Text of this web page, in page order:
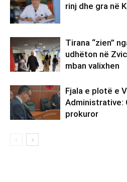
rinj dhe gra në
Tirana “zien”
udhëton në
mban valixhen
Fjala e plotë e
Administrative:
prokuror